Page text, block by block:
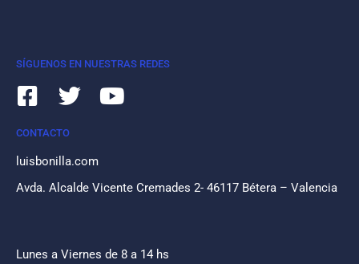
SÍGUENOS EN NUESTRAS REDES
CONTACTO
luisbonilla.com
Avda. Alcalde Vicente Cremades 2- 46117 Bétera – Valencia
Lunes a Viernes de 8 a 14 hs